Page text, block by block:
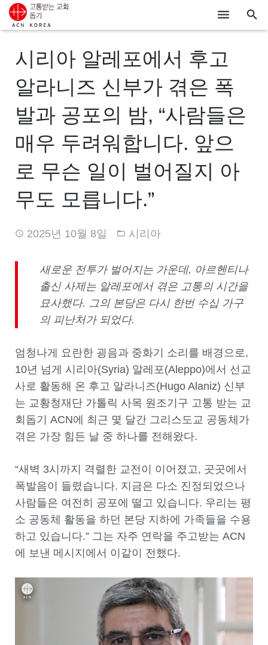
알리기
기도하기
시리아
우크라이나
행동하기
로그인
후원하기
시리아 알레포에서 후고
알라니즈 신부가 겪은 폭
발과 공포의 밤, “사람들은
매우 두려워합니다. 앞으
로 무슨 일이 벌어질지 아
무도 모릅니다.”
2025년 10월 8일 시리아
새로운 전투가 벌어지는 가운데, 아르헨티나
출신 사제는 알레포에서 겪은 고통의 시간을
묘사했다. 그의 본당은 다시 한번 수십 가구
의 피난처가 되었다.
엄청나게 요란한 굉음과 중화기 소리를 배경으로,
10년 넘게 시리아(Syria) 알레포(Aleppo)에서 선교
사로 활동해 온 후고 알라니즈(Hugo Alaniz) 신부
는 교황청재단 가톨릭 사목 원조기구 고통 받는 교
회돕기 ACN에 최근 몇 달간 그리스도교 공동체가
겪은 가장 힘든 날 중 하나를 전해왔다.
“새벽 3시까지 격렬한 교전이 이어졌고, 곳곳에서
폭발음이 들렸습니다. 지금은 다소 진정되었으나
사람들은 여전히 공포에 떨고 있습니다. 우리는 평
소 공동체 활동을 하던 본당 지하에 가족들을 수용
하고 있습니다.” 그는 자주 연락을 주고받는 ACN
에 보낸 메시지에서 이같이 전했다.